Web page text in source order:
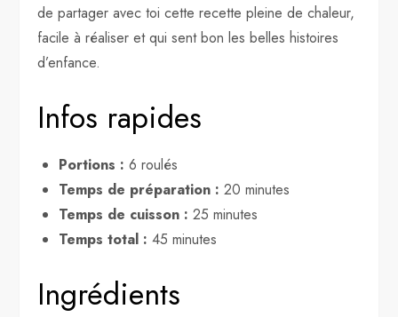
de partager avec toi cette recette pleine de chaleur,
facile à réaliser et qui sent bon les belles histoires
d’enfance.
Infos rapides
Portions : 6 roulés
Temps de préparation : 20 minutes
Temps de cuisson : 25 minutes
Temps total : 45 minutes
Ingrédients